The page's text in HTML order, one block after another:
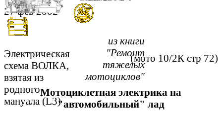
27 фев 2002
(мото 10/2К стр 72)
Мотоциклетная электрика на
"автомобильный" лад
Электрическая
схема ВОЛКА,
взятая из
родного
мануала (L3)
из книги
"Ремонт
тяжелых
мотоциклов"